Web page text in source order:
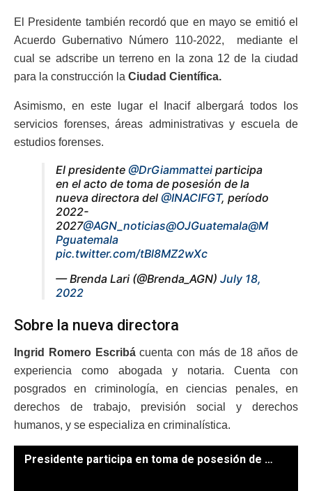
El Presidente también recordó que en mayo se emitió el
Acuerdo Gubernativo Número 110-2022, mediante el
cual se adscribe un terreno en la zona 12 de la ciudad
para la construcción la Ciudad Científica.
Asimismo, en este lugar el Inacif albergará todos los
servicios forenses, áreas administrativas y escuela de
estudios forenses.
El presidente @DrGiammattei participa
en el acto de toma de posesión de la
nueva directora del @INACIFGT, período
2022-
2027@AGN_noticias@OJGuatemala@M
Pguatemala
pic.twitter.com/tBl8MZ2wXc
— Brenda Lari (@Brenda_AGN) July 18,
2022
Sobre la nueva directora
Ingrid Romero Escribácuenta con más de 18 años de
experiencia como abogada y notaria. Cuenta con
posgrados en criminología, en ciencias penales, en
derechos de trabajo, previsión social y derechos
humanos, y se especializa en criminalística.
Presidente participa en toma de posesión de nueva directora del Inacif